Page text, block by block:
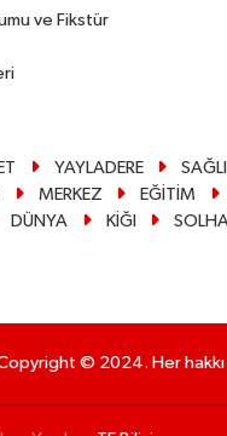
ve Fikstür
YAYLADERE
MERKEZ EĞİTİM
DÜNYA KİĞI
© 2024. Her hakkı